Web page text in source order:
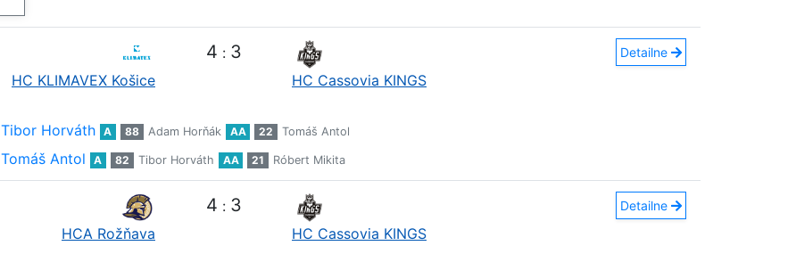
HC KLIMAVEX Košice
4 : 3
HC Cassovia KINGS
Detailne
Tibor Horváth A 88 Adam Horňák AA 22 Tomáš Antol
Tomáš Antol A 82 Tibor Horváth AA 21 Róbert Mikita
HCA Rožňava
4 : 3
HC Cassovia KINGS
Detailne